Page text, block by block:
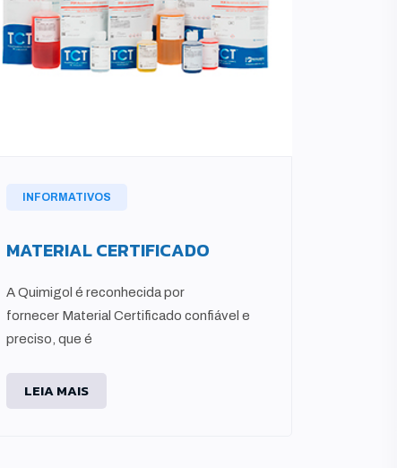
INFORMATIVOS
MATERIAL CERTIFICADO
A Quimigol é reconhecida por
fornecer Material Certificado confiável e
preciso, que é
LEIA MAIS